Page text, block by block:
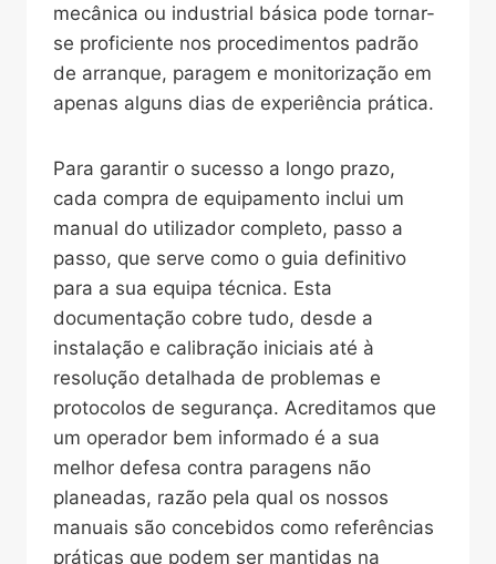
mecânica ou industrial básica pode tornar-
se proficiente nos procedimentos padrão
de arranque, paragem e monitorização em
apenas alguns dias de experiência prática.
Para garantir o sucesso a longo prazo,
cada compra de equipamento inclui um
manual do utilizador completo, passo a
passo, que serve como o guia definitivo
para a sua equipa técnica. Esta
documentação cobre tudo, desde a
instalação e calibração iniciais até à
resolução detalhada de problemas e
protocolos de segurança. Acreditamos que
um operador bem informado é a sua
melhor defesa contra paragens não
planeadas, razão pela qual os nossos
manuais são concebidos como referências
práticas que podem ser mantidas na